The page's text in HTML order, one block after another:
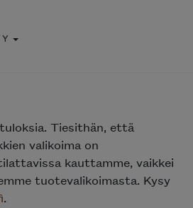
Tiesithän, että
valikoima on
kauttamme, vaikkei
tuotevalikoimasta. Kysy
.